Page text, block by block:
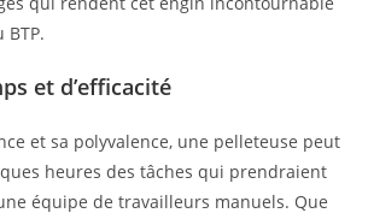
et d’efficacité
et sa polyvalence, une pelleteuse peut
heures des tâches qui prendraient
équipe de travailleurs manuels. Que